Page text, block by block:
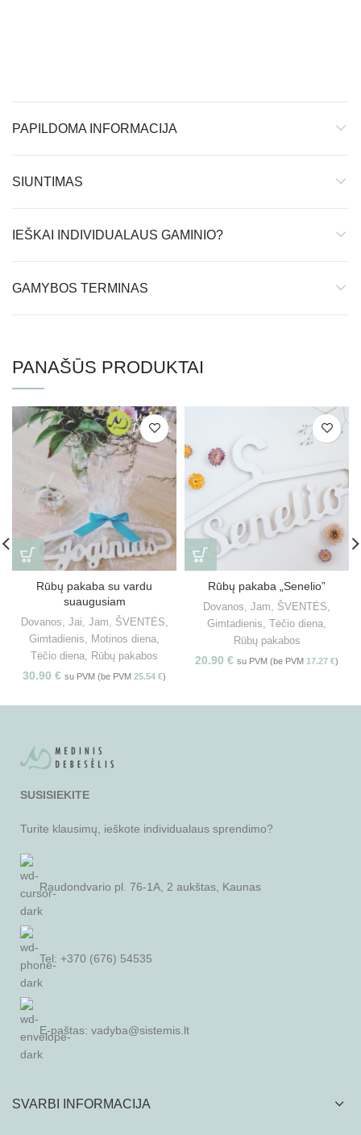
PAPILDOMA INFORMACIJA
SIUNTIMAS
IEŠKAI INDIVIDUALAUS GAMINIO?
GAMYBOS TERMINAS
PANAŠŪS PRODUKTAI
Rūbų pakaba su vardu
suaugusiam
Dovanos Jai Jam ŠVENTĖS
Gimtadienis
Motinos diena
Tėčio diena
Rūbų pakabos
30.90 € su PVM (be PVM 25.54 €)
Rūbų pakaba „Senelio”
Dovanos Jam ŠVENTĖS
Gimtadienis Tėčio diena
Rūbų pakabos
20.90 € su PVM (be PVM 17.27 €)
SUSISIEKITE
Turite klausimų, ieškote individualaus sprendimo?
Raudondvario pl. 76-1A, 2 aukštas, Kaunas
Tel: +370 (676) 54535
E-paštas: vadyba@sistemis.lt
SVARBI INFORMACIJA